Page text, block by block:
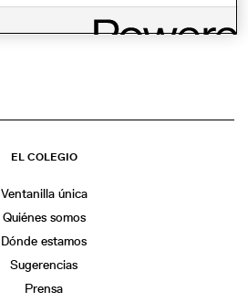
EL COLEGIO
Ventanilla única
Quiénes somos
Dónde estamos
Sugerencias
Prensa